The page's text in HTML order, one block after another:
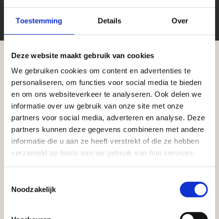
Toestemming Details Over
Deze website maakt gebruik van cookies
We gebruiken cookies om content en advertenties te
personaliseren, om functies voor social media te bieden
en om ons websiteverkeer te analyseren. Ook delen we
informatie over uw gebruik van onze site met onze
partners voor social media, adverteren en analyse. Deze
partners kunnen deze gegevens combineren met andere
informatie die u aan ze heeft verstrekt of die ze hebben
verzameld op basis van uw gebruik van hun services.
Noodzakelijk
Zakelijke klant worden
Vego Tuinmaterialen is de meest geschikte partner
voor zakelijke klanten op zoek naar tuin- en
infraproducten. Als professionele leverancier van
tuinmaterialen bieden wij een breed assortiment
aan producten van topkwaliteit. Lees meer over de
zakelijke mogelijkheden.
Aangepaste openingstijden tijdens de
vakantieperiode
Waardenburg en Vego Dordrecht hanteren tijdens
de vakantieperiode aangepaste openingstijden op
zaterdag. Bekijk de vestigingspagina voor de
actuele openingstijden.